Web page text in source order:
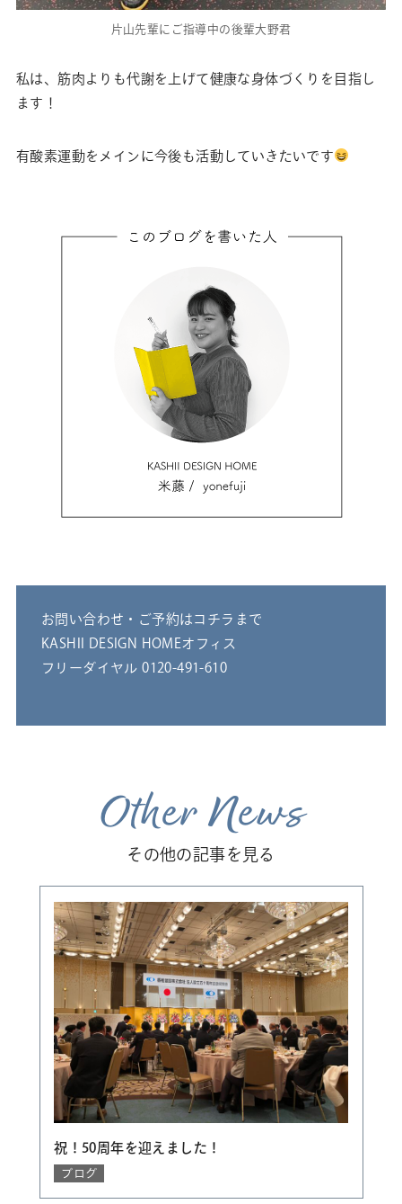
片山先輩にご指導中の後輩大野君
私は、筋肉よりも代謝を上げて健康な身体づくりを目指し
ます！
有酸素運動をメインに今後も活動していきたいです
お問い合わせ・ご予約はコチラまで
KASHII DESIGN HOMEオフィス
フリーダイヤル 0120-491-610
Other News
その他の記事を見る
祝！50周年を迎えました！
ブログ